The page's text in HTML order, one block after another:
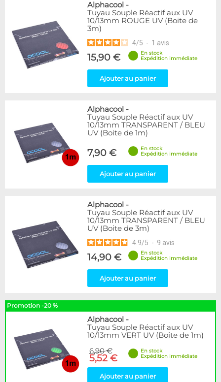
Alphacool -
Tuyau Souple Réactif aux UV
10/13mm ROUGE UV (Boite de
3m)
4/5 - 1 avis
15,90 €
En stock
Expédition immédiate
Ajouter au panier
Alphacool -
Tuyau Souple Réactif aux UV
10/13mm TRANSPARENT / BLEU
UV (Boite de 1m)
7,90 €
En stock
Expédition immédiate
Ajouter au panier
Alphacool -
Tuyau Souple Réactif aux UV
10/13mm TRANSPARENT / BLEU
UV (Boite de 3m)
4.9/5 - 9 avis
14,90 €
En stock
Expédition immédiate
Ajouter au panier
Promotion -20 %
Alphacool -
Tuyau Souple Réactif aux UV
10/13mm VERT UV (Boite de 1m)
6,90 €
5,52 €
En stock
Expédition immédiate
Ajouter au panier